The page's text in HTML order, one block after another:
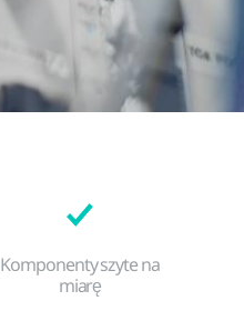
Komponenty szyte na
miarę